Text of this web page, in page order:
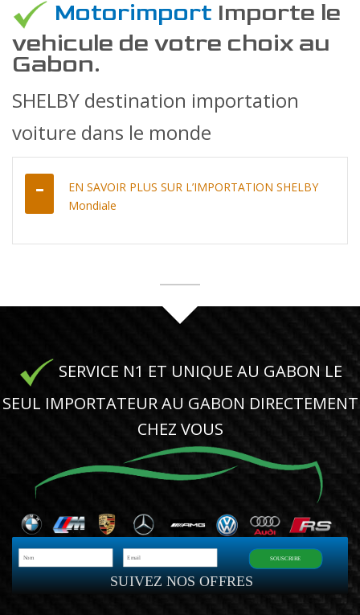
Motorimport Importe le
vehicule de votre choix au
Gabon.
SHELBY destination importation
voiture dans le monde
EN SAVOIR PLUS SUR L’IMPORTATION SHELBY
Mondiale
SERVICE N1 ET UNIQUE AU GABON LE
SEUL IMPORTATEUR AU GABON DIRECTEMENT
CHEZ VOUS
SUIVEZ NOS OFFRES
SOUSCRIRE